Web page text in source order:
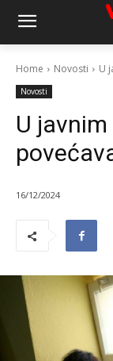
Home Novosti U
Novosti
U
16/12/2024